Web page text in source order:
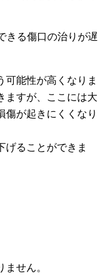
きる傷口の治りが遅
可能性が高くなりま
ますが、ここには大
傷が起きにくくなり
げることができま
せん。